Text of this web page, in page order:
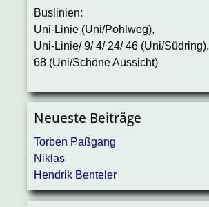
Buslinien:
Uni-Linie (Uni/Pohlweg),
Uni-Linie/ 9/ 4/ 24/ 46 (Uni/Südring),
68 (Uni/Schöne Aussicht)
Neueste Beiträge
Torben Paßgang
Niklas
Hendrik Benteler